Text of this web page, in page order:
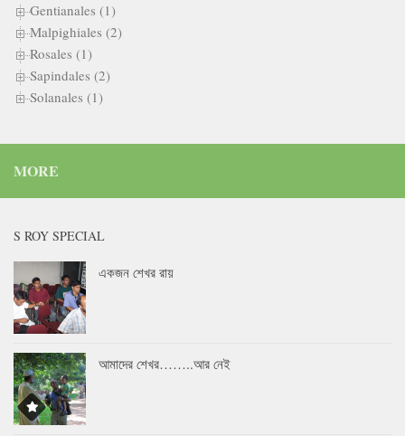
Gentianales (1)
Malpighiales (2)
Rosales (1)
Sapindales (2)
Solanales (1)
MORE
S ROY SPECIAL
একজন শেখর রায়
আমাদের শেখর……..আর নেই